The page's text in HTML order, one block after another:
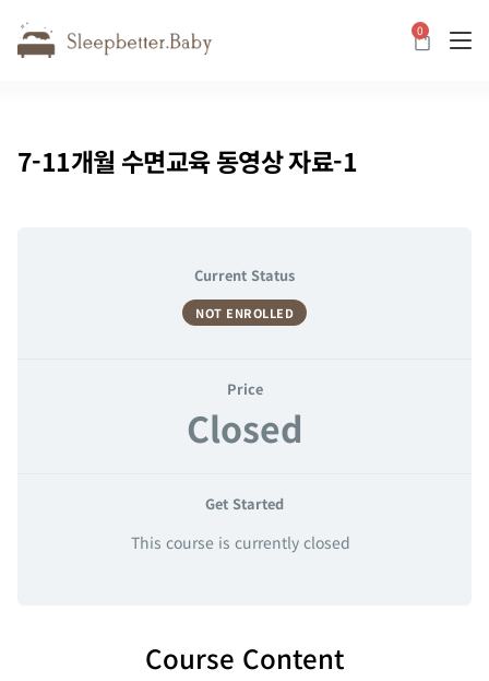
0
카트
7-11개월 수면교육 동영상 자료-1
Current Status
NOT ENROLLED
Price
Closed
Get Started
This course is currently closed
Course Content